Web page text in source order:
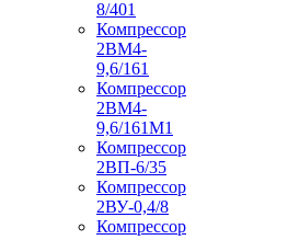
8/401
Компрессор
2ВМ4-
9,6/161
Компрессор
2ВМ4-
9,6/161М1
Компрессор
2ВП-6/35
Компрессор
2ВУ-0,4/8
Компрессор